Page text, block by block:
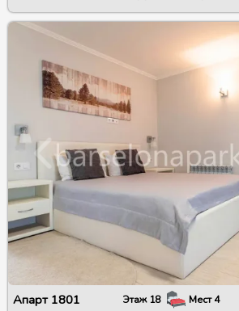
Апарт 1801 Этаж 18 Мест4